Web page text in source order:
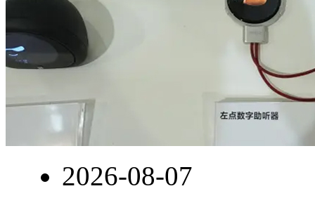
2026-08-07